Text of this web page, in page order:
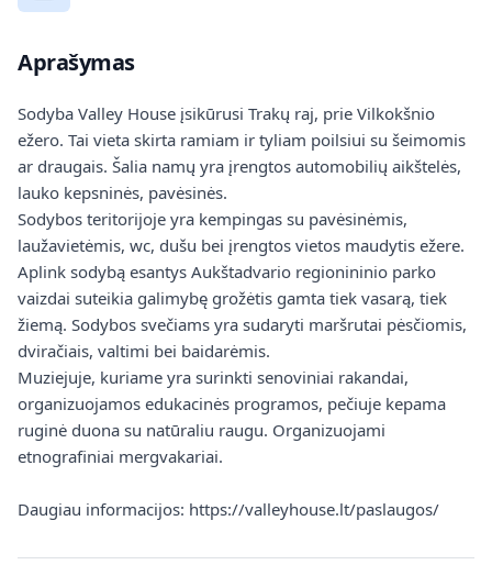
Aprašymas
Sodyba Valley House įsikūrusi Trakų raj, prie Vilkokšnio
ežero. Tai vieta skirta ramiam ir tyliam poilsiui su šeimomis
ar draugais. Šalia namų yra įrengtos automobilių aikštelės,
lauko kepsninės, pavėsinės.
Sodybos teritorijoje yra kempingas su pavėsinėmis,
laužavietėmis, wc, dušu bei įrengtos vietos maudytis ežere.
Aplink sodybą esantys Aukštadvario regionininio parko
vaizdai suteikia galimybę grožėtis gamta tiek vasarą, tiek
žiemą. Sodybos svečiams yra sudaryti maršrutai pėsčiomis,
dviračiais, valtimi bei baidarėmis.
Muziejuje, kuriame yra surinkti senoviniai rakandai,
organizuojamos edukacinės programos, pečiuje kepama
ruginė duona su natūraliu raugu. Organizuojami
etnografiniai mergvakariai.
Daugiau informacijos: https://valleyhouse.lt/paslaugos/